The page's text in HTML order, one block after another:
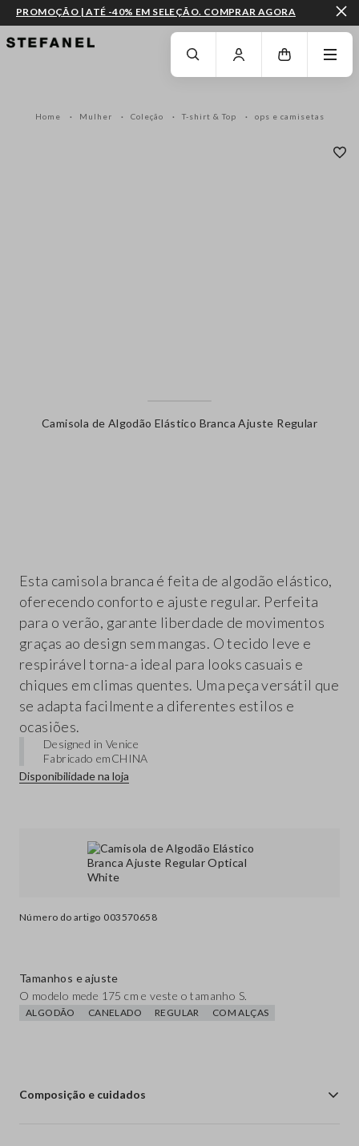
IR PARA O CONTEÚDO PRINCIPAL DESÇA ATÉ AO FIM DA PÁGINA
PROMOÇÃO | ATÉ -40% EM SELEÇÃO. COMPRAR AGORA
Home Mulher Coleção T-shirt & Top ops e camisetas
Camisola de Algodão Elástico Branca Ajuste Regular
Número do artigo 003570658
Esta camisola branca é feita de algodão elástico,
oferecendo conforto e ajuste regular. Perfeita
para o verão, garante liberdade de movimentos
graças ao design sem mangas. O tecido leve e
respirável torna-a ideal para looks casuais e
chiques em climas quentes. Uma peça versátil que
se adapta facilmente a diferentes estilos e
ocasiões.
Designed in Venice
Fabricado emCHINA
Disponibilidade na loja
Tamanhos e ajuste
O modelo mede 175 cm e veste o tamanho S.
ALGODÃO CANELADO REGULAR COM ALÇAS
Composição e cuidados